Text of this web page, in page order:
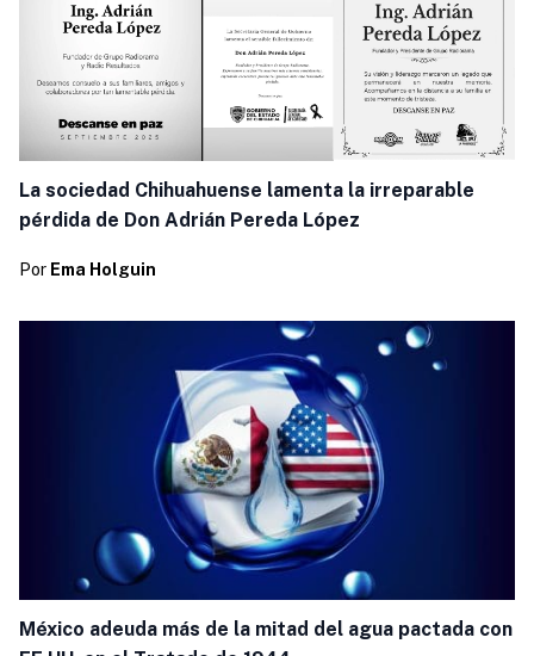
La sociedad Chihuahuense lamenta la irreparable
pérdida de Don Adrián Pereda López
Por Ema Holguin
México adeuda más de la mitad del agua pactada con